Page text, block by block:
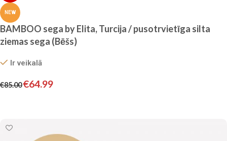
NEW
BAMBOO sega by Elita, Turcija / pusotrvietīga silta
ziemas sega (Bēšs)
Ir veikalā
€85.00€64.99